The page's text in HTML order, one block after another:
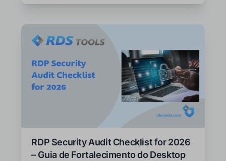
RDP Security Audit Checklist for 2026
– Guia de Fortalecimento do Desktop